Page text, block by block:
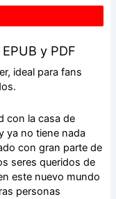
y PDF
ideal para fans
con la casa de
ya no tiene nada
con gran parte de
seres queridos de
este nuevo mundo
personas